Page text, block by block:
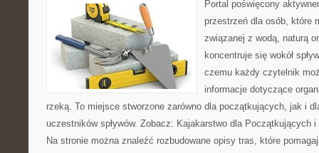
Portal poświęcony
przestrzeń dla osób, które
związanej z wodą, naturą
koncentruje się wokół
czemu każdy czytelnik
informacje dotyczące
rzeką. To miejsce stworzone zarówno dla początkujących, jak i
uczestników spływów. Zobacz: Kajakarstwo dla Początkujących
Na stronie można znaleźć rozbudowane opisy tras, które